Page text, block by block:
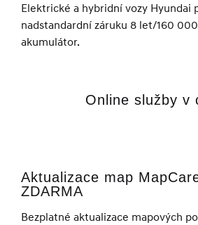
Elektrické a hybridní vozy Hyundai
nadstandardní záruku 8 let/160
akumulátor.
Online služby v
Aktualizace map
ZDARMA
Bezplatné aktualizace mapových